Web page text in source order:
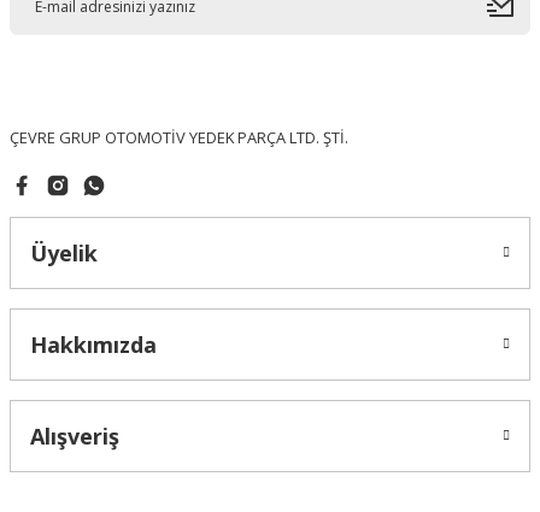
ÇEVRE GRUP OTOMOTİV YEDEK PARÇA LTD. ŞTİ.
Üyelik
Hakkımızda
Alışveriş